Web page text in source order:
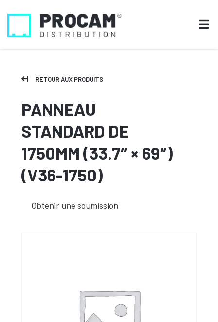
RETOUR AUX PRODUITS
PANNEAU
STANDARD DE
1750MM (33.7″ × 69″)
(V36-1750)
Obtenir une soumission